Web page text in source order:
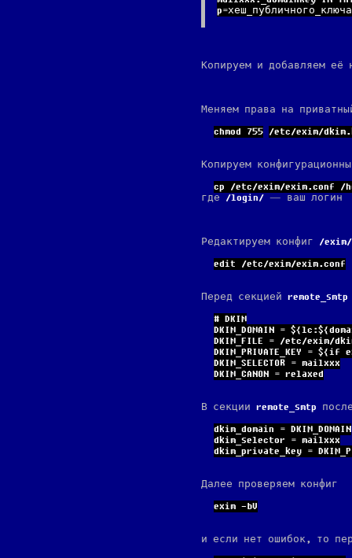
Копируем и добавляем её
Меняем права на
chmod 755 /etc/exim/
Копируем
cp /etc/exim/exim.conf /
где
login — ваш логин
Редактируем конфиг
exim
edit /etc/exim/exim.conf
Перед секцией remote_smtp
# DKIM
DKIM_DOMAIN =
DKIM_FILE = /etc/exim/
DKIM_PRIVATE_KEY = ${if
DKIM_SELECTOR = mailxxx
DKIM_CANON = relaxed
В секции remote_smtp
dkim_domain = DKIM_DOMAIN
dkim_selector = mailxxx
dkim_private_key =
Далее проверяем конфиг
exim -bV
и если нет ошибок, то